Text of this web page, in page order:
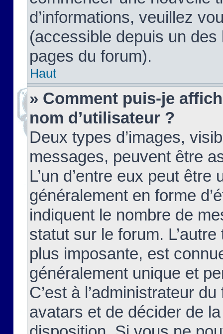
d’informations, veuillez
(accessible depuis un
pages du forum).
Haut
» Comment puis-je
nom d’utilisateur ?
Deux types d’images,
messages, peuvent être
L’un d’entre eux peut
généralement en forme
indiquent le nombre de
statut sur le forum.
plus imposante, est
généralement unique et
C’est à l’administrateur
avatars et de décider de